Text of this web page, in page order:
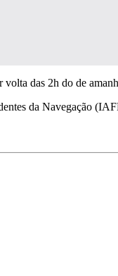
volta das 2h do de
da Navegação